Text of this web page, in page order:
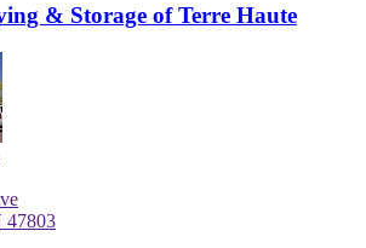
& Storage of Terre Haute
47803